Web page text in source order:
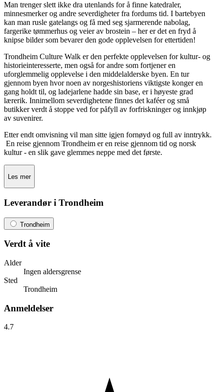
Man trenger slett ikke dra utenlands for å finne katedraler,
minnesmerker og andre severdigheter fra fordums tid. I bartebyen
kan man rusle gatelangs og få med seg sjarmerende nabolag,
fargerike tømmerhus og veier av brostein – her er det en fryd å
knipse bilder som bevarer den gode opplevelsen for ettertiden!
Trondheim Culture Walk er den perfekte opplevelsen for kultur- og
historieinteresserte, men også for andre som fortjener en
uforglemmelig opplevelse i den middelalderske byen. En tur
gjennom byen hvor noen av norgeshistoriens viktigste konger en
gang holdt til, og ladejarlene hadde sin base, er i høyeste grad
lærerik. Innimellom severdighetene finnes det kaféer og små
butikker verdt å stoppe ved for påfyll av forfriskninger og innkjøp
av suvenirer.
Etter endt omvisning vil man sitte igjen fornøyd og full av inntrykk.
En reise gjennom Trondheim er en reise gjennom tid og norsk
kultur - en slik gave glemmes neppe med det første.
Les mer
Leverandør i Trondheim
Trondheim
Verdt å vite
Alder
Ingen aldersgrense
Sted
Trondheim
Anmeldelser
4.7